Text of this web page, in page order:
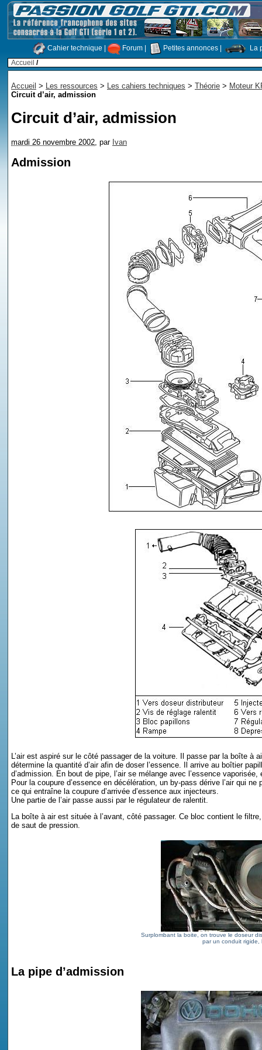
Cahier technique Forum Petites annonces
La
Accueil /
Accueil > Les ressources > Les cahiers techniques > Théorie > Moteur
Circuit d’air, admission
Circuit d’air, admission
mardi 26 novembre 2002 par Ivan
Admission
L’air est aspiré sur le côté passager de la voiture. Il passe par la boîte à
détermine la quantité d’air afin de doser l’essence. Il arrive au boîtier
d’admission. En bout de pipe, l’air se mélange avec l’essence
Pour la coupure d’essence en décélération, un by-pass dérive l’air qui
ce qui entraîne la coupure d’arrivée d’essence aux injecteurs.
Une partie de l’air passe aussi par le régulateur de ralentit.
La boîte à air est située à l’avant, côté passager. Ce bloc contient le
de saut de pression.
Surplombant la boite, on trouve le doseur
par un conduit rigide,
La pipe d’admission